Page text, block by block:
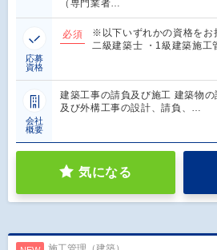
（専門業者…
応募
資格
必須
※以下いずれかの資格をお
二級建築士 ・1級建築施工
会社
概要
建築工事の請負及び施工 建築物
及び外構工事の設計、請負、…
気になる